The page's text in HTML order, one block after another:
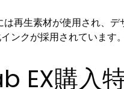
再生素材が使用され、
ンクが採用されています
EX購入